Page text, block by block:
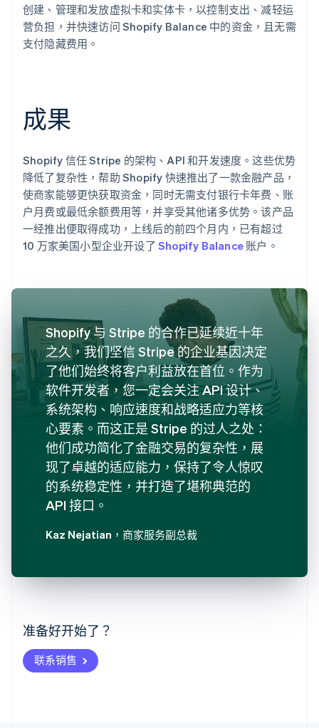
准备好开始了？
联系销售
创建、管理和发放虚拟卡和实体卡，以控制支出、减轻运
营负担，并快速访问 Shopify Balance 中的资金，且无需
支付隐藏费用。
成果
Shopify 信任 Stripe 的架构、API 和开发速度。这些优势
降低了复杂性，帮助 Shopify 快速推出了一款金融产品，
使商家能够更快获取资金，同时无需支付银行卡年费、账
户月费或最低余额费用等，并享受其他诸多优势。该产品
一经推出便取得成功，上线后的前四个月内，已有超过
10 万家美国小型企业开设了 Shopify Balance 账户。
Shopify 与 Stripe 的合作已延续近十年
之久，我们坚信 Stripe 的企业基因决定
了他们始终将客户利益放在首位。作为
软件开发者，您一定会关注 API 设计、
系统架构、响应速度和战略适应力等核
心要素。而这正是 Stripe 的过人之处：
他们成功简化了金融交易的复杂性，展
现了卓越的适应能力，保持了令人惊叹
的系统稳定性，并打造了堪称典范的
API 接口。
Kaz Nejatian ，商家服务副总裁
爱沙尼亚
English
奥地利
Deutsch English